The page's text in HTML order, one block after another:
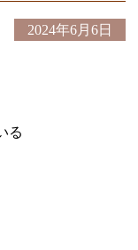
2024年6月6日
る